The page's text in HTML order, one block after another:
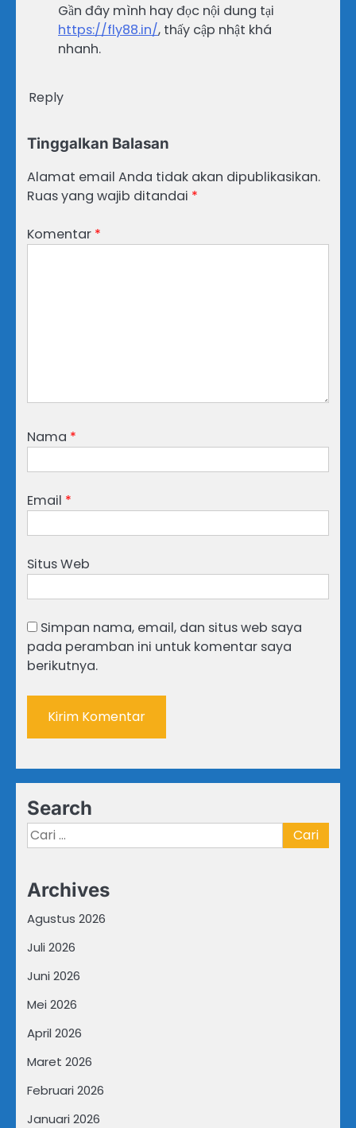
Gần đây mình hay đọc nội dung tại
https://fly88.in/, thấy cập nhật khá
nhanh.
Reply
Tinggalkan Balasan
Alamat email Anda tidak akan dipublikasikan.
Ruas yang wajib ditandai *
Komentar *
Nama *
Email *
Situs Web
Simpan nama, email, dan situs web saya
pada peramban ini untuk komentar saya
berikutnya.
Search
Cari
untuk:
Archives
Agustus 2026
Juli 2026
Juni 2026
Mei 2026
April 2026
Maret 2026
Februari 2026
Januari 2026